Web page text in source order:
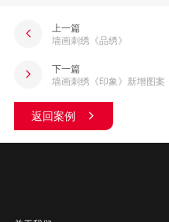
上一篇
墙画刺绣《品绣》
返回案例
下一篇
墙画刺绣《印象》新增图案